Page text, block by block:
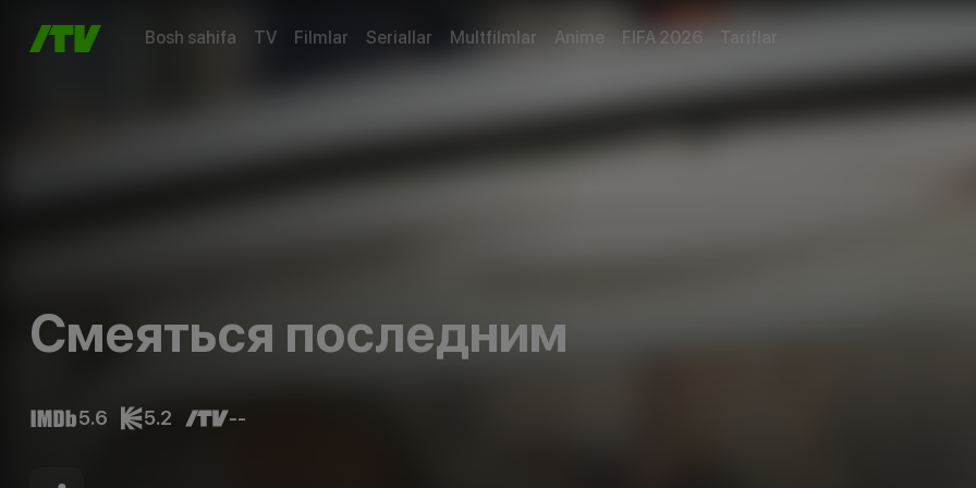
Bosh sahifa TV Filmlar Seriallar Multfilmlar Anime FIFA 2026 Tariflar
Смеяться последним
5.6 5.2 --